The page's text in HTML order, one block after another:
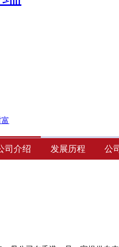
司介绍 发展历程 公